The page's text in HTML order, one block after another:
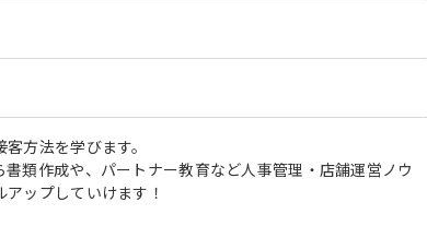
方法を学びます。
類作成や、パートナー教育など人事管理・店舗運営ノウ
ップしていけます！